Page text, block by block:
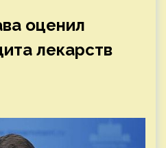
оценил
лекарств